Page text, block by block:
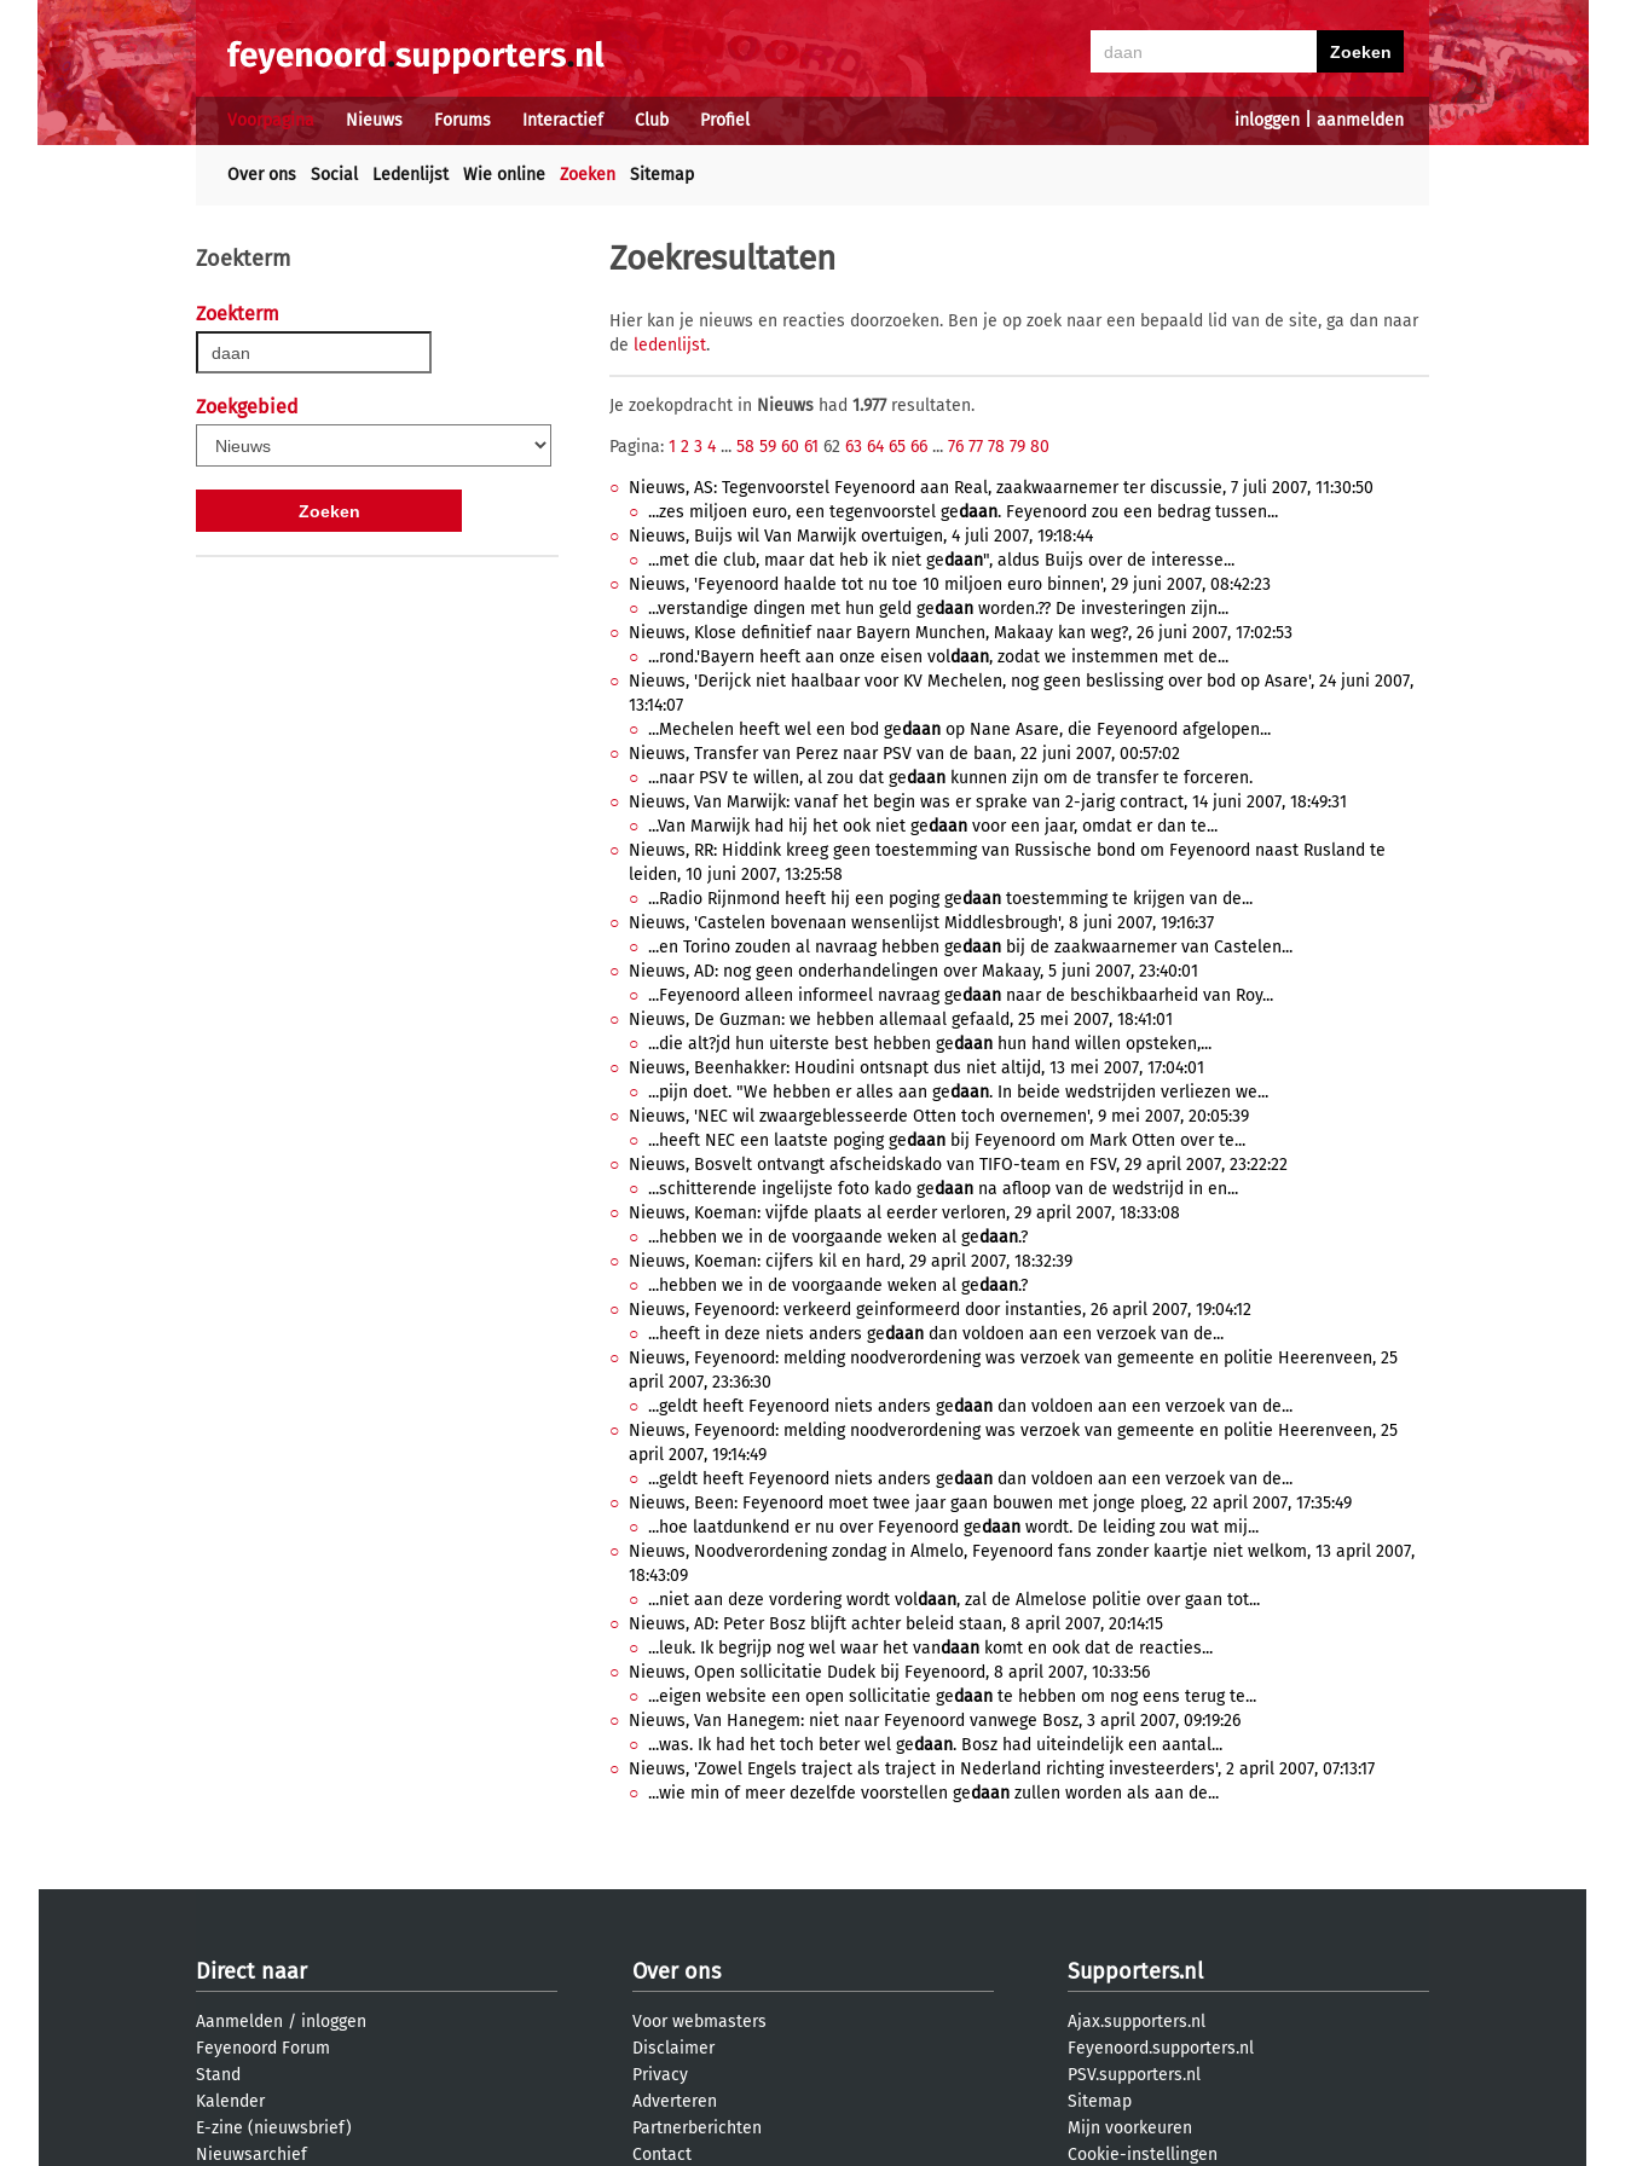
inloggen aanmelden
Voorpagina Nieuws Forums Interactief Club Profiel
Over ons Social Ledenlijst Wie online Zoeken Sitemap
Zoekterm
Zoekterm
Zoekgebied
Zoekresultaten
Hier kan je nieuws en reacties doorzoeken. Ben je op zoek naar een bepaald lid van de site, ga dan naar
de ledenlijst.
Je zoekopdracht in Nieuws had 1.977resultaten.
Pagina: 1 2 3 4 ... 58 59 60 61 62 63 64 65 66 ... 76 77 78 79 80
Nieuws, AS: Tegenvoorstel Feyenoord aan Real, zaakwaarnemer ter discussie, 7 juli 2007, 11:30:50
...zes miljoen euro, een tegenvoorstel gedaan. Feyenoord zou een bedrag tussen...
Nieuws, Buijs wil Van Marwijk overtuigen, 4 juli 2007, 19:18:44
...met die club, maar dat heb ik niet gedaan", aldus Buijs over de interesse...
Nieuws, 'Feyenoord haalde tot nu toe 10 miljoen euro binnen', 29 juni 2007, 08:42:23
...verstandige dingen met hun geld gedaan worden.?? De investeringen zijn...
Nieuws, Klose definitief naar Bayern Munchen, Makaay kan weg?, 26 juni 2007, 17:02:53
...rond.'Bayern heeft aan onze eisen voldaan, zodat we instemmen met de...
Nieuws, 'Derijck niet haalbaar voor KV Mechelen, nog geen beslissing over bod op Asare', 24 juni 2007,
13:14:07
...Mechelen heeft wel een bod gedaan op Nane Asare, die Feyenoord afgelopen...
Nieuws, Transfer van Perez naar PSV van de baan, 22 juni 2007, 00:57:02
...naar PSV te willen, al zou dat gedaan kunnen zijn om de transfer te forceren.
Nieuws, Van Marwijk: vanaf het begin was er sprake van 2-jarig contract, 14 juni 2007, 18:49:31
...Van Marwijk had hij het ook niet gedaan voor een jaar, omdat er dan te...
Nieuws, RR: Hiddink kreeg geen toestemming van Russische bond om Feyenoord naast Rusland te
leiden, 10 juni 2007, 13:25:58
...Radio Rijnmond heeft hij een poging gedaan toestemming te krijgen van de...
Nieuws, 'Castelen bovenaan wensenlijst Middlesbrough', 8 juni 2007, 19:16:37
...en Torino zouden al navraag hebben gedaan bij de zaakwaarnemer van Castelen...
Nieuws, AD: nog geen onderhandelingen over Makaay, 5 juni 2007, 23:40:01
...Feyenoord alleen informeel navraag gedaan naar de beschikbaarheid van Roy...
Nieuws, De Guzman: we hebben allemaal gefaald, 25 mei 2007, 18:41:01
...die alt?jd hun uiterste best hebben gedaan hun hand willen opsteken,...
Nieuws, Beenhakker: Houdini ontsnapt dus niet altijd, 13 mei 2007, 17:04:01
...pijn doet. "We hebben er alles aan gedaan. In beide wedstrijden verliezen we...
Nieuws, 'NEC wil zwaargeblesseerde Otten toch overnemen', 9 mei 2007, 20:05:39
...heeft NEC een laatste poging gedaan bij Feyenoord om Mark Otten over te...
Nieuws, Bosvelt ontvangt afscheidskado van TIFO-team en FSV, 29 april 2007, 23:22:22
...schitterende ingelijste foto kado gedaan na afloop van de wedstrijd in en...
Nieuws, Koeman: vijfde plaats al eerder verloren, 29 april 2007, 18:33:08
...hebben we in de voorgaande weken al gedaan.?
Nieuws, Koeman: cijfers kil en hard, 29 april 2007, 18:32:39
...hebben we in de voorgaande weken al gedaan.?
Nieuws, Feyenoord: verkeerd geinformeerd door instanties, 26 april 2007, 19:04:12
...heeft in deze niets anders gedaan dan voldoen aan een verzoek van de...
Nieuws, Feyenoord: melding noodverordening was verzoek van gemeente en politie Heerenveen, 25
april 2007, 23:36:30
...geldt heeft Feyenoord niets anders gedaan dan voldoen aan een verzoek van de...
Nieuws, Feyenoord: melding noodverordening was verzoek van gemeente en politie Heerenveen, 25
april 2007, 19:14:49
...geldt heeft Feyenoord niets anders gedaan dan voldoen aan een verzoek van de...
Nieuws, Been: Feyenoord moet twee jaar gaan bouwen met jonge ploeg, 22 april 2007, 17:35:49
...hoe laatdunkend er nu over Feyenoord gedaan wordt. De leiding zou wat mij...
Nieuws, Noodverordening zondag in Almelo, Feyenoord fans zonder kaartje niet welkom, 13 april 2007,
18:43:09
...niet aan deze vordering wordt voldaan, zal de Almelose politie over gaan tot...
Nieuws, AD: Peter Bosz blijft achter beleid staan, 8 april 2007, 20:14:15
...leuk. Ik begrijp nog wel waar het vandaan komt en ook dat de reacties...
Nieuws, Open sollicitatie Dudek bij Feyenoord, 8 april 2007, 10:33:56
...eigen website een open sollicitatie gedaan te hebben om nog eens terug te...
Nieuws, Van Hanegem: niet naar Feyenoord vanwege Bosz, 3 april 2007, 09:19:26
...was. Ik had het toch beter wel gedaan. Bosz had uiteindelijk een aantal...
Nieuws, 'Zowel Engels traject als traject in Nederland richting investeerders', 2 april 2007, 07:13:17
...wie min of meer dezelfde voorstellen gedaan zullen worden als aan de...
Direct naar
Aanmelden / inloggen
Feyenoord Forum
Stand
Kalender
E-zine (nieuwsbrief)
Nieuwsarchief
Over ons
Voor webmasters
Disclaimer
Privacy
Adverteren
Partnerberichten
Contact
Supporters.nl
Ajax.supporters.nl
Feyenoord.supporters.nl
PSV.supporters.nl
Sitemap
Mijn voorkeuren
Cookie-instellingen